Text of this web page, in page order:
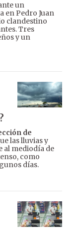
un
en Pedro Juan
clandestino
Tres
y un
de
las lluvias y
al mediodía de
como
días.